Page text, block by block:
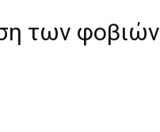
των φοβιών